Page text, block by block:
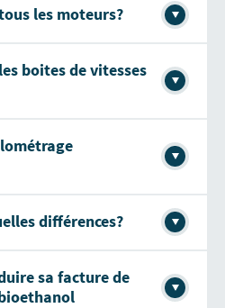
les moteurs?
boites de vitesses
différences?
sa facture de